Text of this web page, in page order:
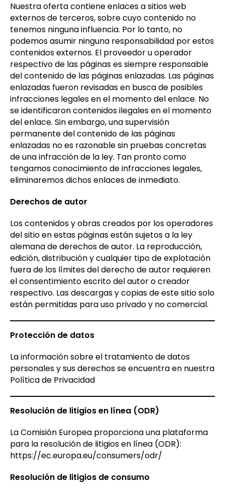
Nuestra oferta contiene enlaces a sitios web
externos de terceros, sobre cuyo contenido no
tenemos ninguna influencia. Por lo tanto, no
podemos asumir ninguna responsabilidad por estos
contenidos externos. El proveedor u operador
respectivo de las páginas es siempre responsable
del contenido de las páginas enlazadas. Las páginas
enlazadas fueron revisadas en busca de posibles
infracciones legales en el momento del enlace. No
se identificaron contenidos ilegales en el momento
del enlace. Sin embargo, una supervisión
permanente del contenido de las páginas
enlazadas no es razonable sin pruebas concretas
de una infracción de la ley. Tan pronto como
tengamos conocimiento de infracciones legales,
eliminaremos dichos enlaces de inmediato.
Derechos de autor
Los contenidos y obras creados por los operadores
del sitio en estas páginas están sujetos a la ley
alemana de derechos de autor. La reproducción,
edición, distribución y cualquier tipo de explotación
fuera de los límites del derecho de autor requieren
el consentimiento escrito del autor o creador
respectivo. Las descargas y copias de este sitio solo
están permitidas para uso privado y no comercial.
Protección de datos
La información sobre el tratamiento de datos
personales y sus derechos se encuentra en nuestra
Política de Privacidad
Resolución de litigios en línea (ODR)
La Comisión Europea proporciona una plataforma
para la resolución de litigios en línea (ODR):
https://ec.europa.eu/consumers/odr/
Resolución de litigios de consumo